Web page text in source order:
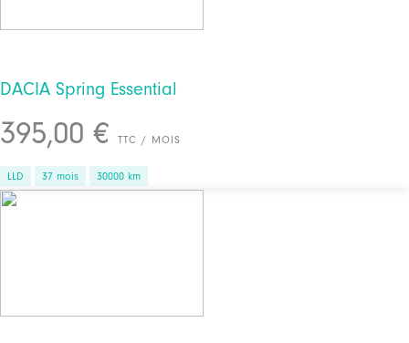
DACIA Spring Essential
395,00 € TTC / MOIS
LLD 37 mois 30000 km